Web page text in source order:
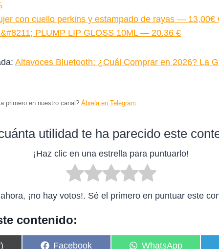
con cuello perkins y estampado de rayas — 13,00€
PLUMP LIP GLOSS 10ML — 20.36 €
Altavoces Bluetooth: ¿Cuál Comprar en 2026? La
primero en nuestro canal? Ábrela en Telegram
utilidad te ha parecido este
¡Haz clic en una estrella para puntuarlo!
¡no hay votos!. Sé el primero en puntuar este
contenido:
C
Facebook
C
WhatsApp